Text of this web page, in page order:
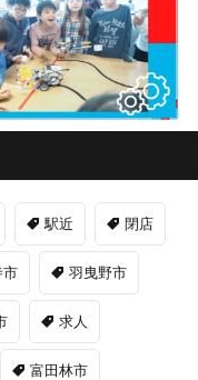
駅近 閉店
市 羽曳野市
求人
富田林市